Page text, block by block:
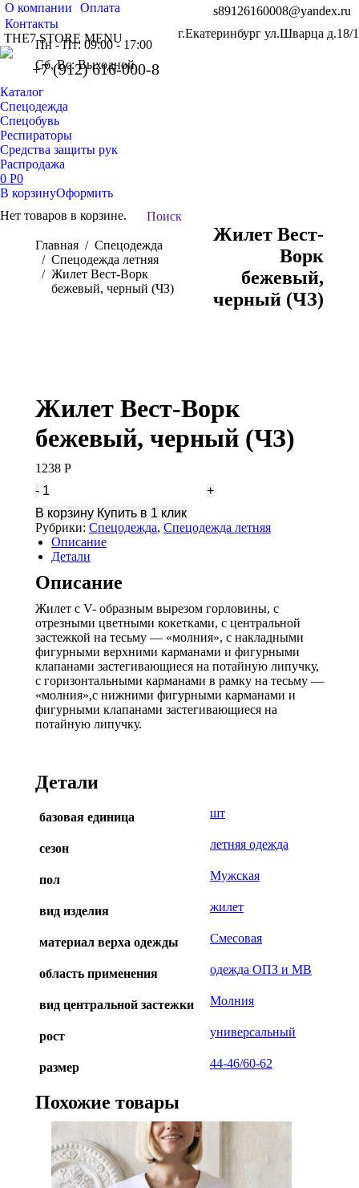
О компании
Оплата
Контакты
THE7 STORE MENU
s89126160008@yandex.ru
г.Екатеринбург ул.Шварца д.18/1
Пн - Пт: 09:00 - 17:00
Сб, Вс: Выходной
+7 (912) 616-000-8
Каталог
Спецодежда
Спецобувь
Респираторы
Средства защиты рук
Распродажа
0 Р0
В корзинуОформить
Нет товаров в корзине.
Поиск:
Поиск
Вы здесь:
Главная
Спецодежда
Спецодежда летняя
Жилет Вест-Ворк
бежевый, черный (ЧЗ)
Жилет Вест-
Ворк
бежевый,
черный (ЧЗ)
Жилет Вест-Ворк
бежевый, черный (ЧЗ)
1238 Р
Количество
Вест-
Ворк
бежевый,
черный
(ЧЗ)
В корзину Купить в 1 клик
Рубрики: Спецодежда, Спецодежда летняя
Описание
Детали
Описание
Жилет с V- образным вырезом горловины, с
отрезными цветными кокетками, с центральной
застежкой на тесьму — «молния», с накладными
фигурными верхними карманами и фигурными
клапанами застегивающиеся на потайную липучку,
с горизонтальными карманами в рамку на тесьму —
«молния»,с нижними фигурными карманами и
фигурными клапанами застегивающиеся на
потайную липучку.
Детали
базовая единица шт
сезон летняя одежда
пол Мужская
вид изделия жилет
материал верха одежды Смесовая
область применения одежда ОПЗ и МВ
вид центральной застежки Молния
рост универсальный
размер 44-46/60-62
Похожие товары